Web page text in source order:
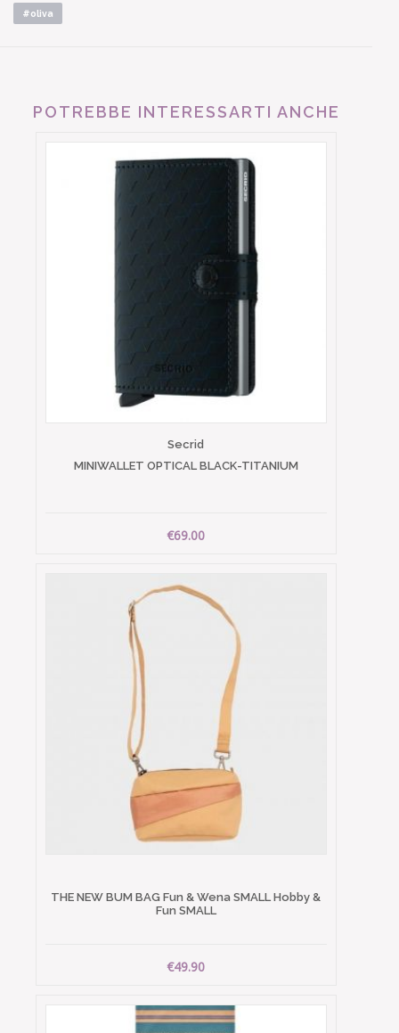
#oliva
POTREBBE INTERESSARTI ANCHE
Secrid
MINIWALLET OPTICAL BLACK-TITANIUM
€69.00
THE NEW BUM BAG Fun & Wena SMALL Hobby &
Fun SMALL
€49.90